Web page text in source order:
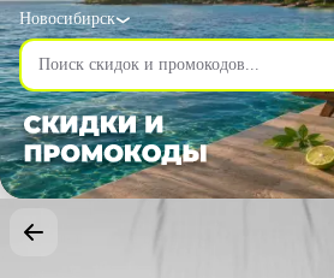
Новосибирск